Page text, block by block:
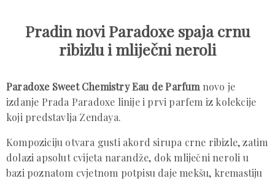
Pradin novi Paradoxe spaja crnu
ribizlu i mliječni neroli
Paradoxe Sweet Chemistry Eau de Parfumnovo je
izdanje Prada Paradoxe linije i prvi parfem iz kolekcije
koji predstavlja Zendaya.
Kompoziciju otvara gusti akord sirupa crne ribizle, zatim
dolazi apsolut cvijeta narandže, dok mliječni neroli u
bazi poznatom cvjetnom potpisu daje mekšu, kremastiju